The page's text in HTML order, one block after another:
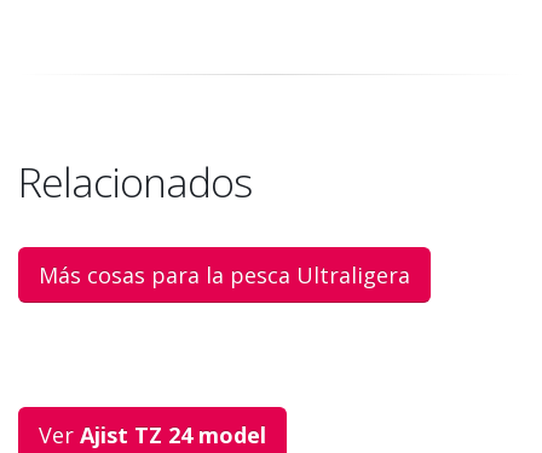
Relacionados
Más cosas para la pesca Ultraligera
Ver Ajist TZ 24 model